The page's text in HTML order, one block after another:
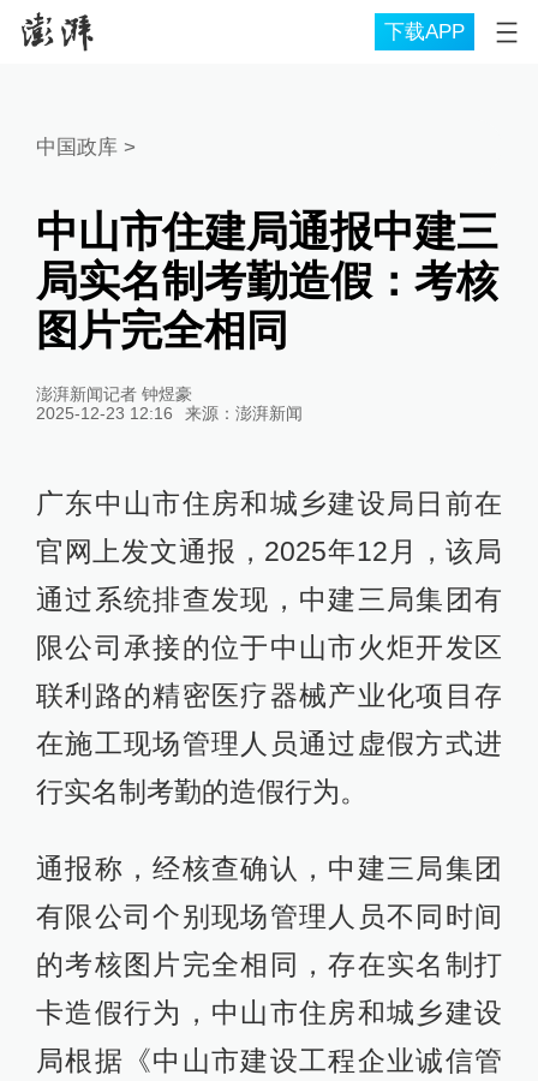
下载APP
中国政库 >
中山市住建局通报中建三
局实名制考勤造假：考核
图片完全相同
澎湃新闻记者 钟煜豪
2025-12-23 12:16
来源： 澎湃新闻
广东中山市住房和城乡建设局日前在
官网上发文通报，2025年12月，该局
通过系统排查发现，中建三局集团有
限公司承接的位于中山市火炬开发区
联利路的精密医疗器械产业化项目存
在施工现场管理人员通过虚假方式进
行实名制考勤的造假行为。
通报称，经核查确认，中建三局集团
有限公司个别现场管理人员不同时间
的考核图片完全相同，存在实名制打
卡造假行为，中山市住房和城乡建设
局根据《中山市建设工程企业诚信管